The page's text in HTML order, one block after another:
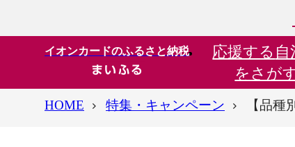
イオンカードのふるさと納税 応援する 自
をさが
HOME
特集・キャンペーン 【品種